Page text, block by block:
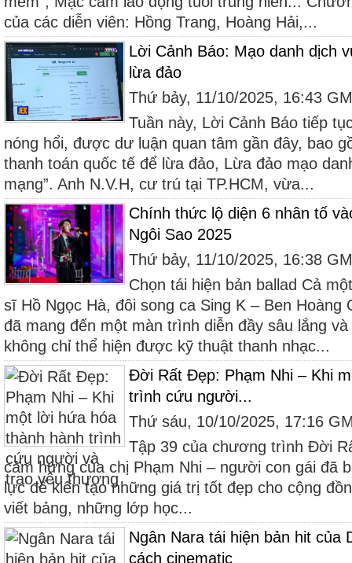
của các diễn viên: Hồng Trang, Hoàng Hải,...
Lời Cảnh Báo: Mạo danh dịch
lừa đảo
Thứ bảy, 11/10/2025, 16:43
Tuần này, Lời Cảnh Báo tiếp
nóng hổi, được dư luận quan tâm gần đây, bao
thanh toán quốc tế để lừa đảo, Lừa đảo mạo
mạng”. Anh N.V.H, cư trú tại TP.HCM, vừa...
Chính thức lộ diện 6 nhân tố
Ngôi Sao 2025
Thứ bảy, 11/10/2025, 16:38
Chọn tái hiện bản ballad Cả
sĩ Hồ Ngọc Hà, đôi song ca Sing K – Ben Hoàng
đã mang đến một màn trình diễn đầy sâu lắng
không chỉ thể hiện được kỹ thuật thanh nhạc...
Đời Rất Đẹp: Phạm Nhi – Khi
trình cứu người...
Thứ sáu, 10/10/2025, 17:16
Tập 39 của chương trình Đời
cảm hứng của chị Phạm Nhi – người con gái đã
lực để kiến tạo những giá trị tốt đẹp cho cộng
viết bảng, những lớp học...
Ngân Nara tái hiện bản hit của
cách cinematic